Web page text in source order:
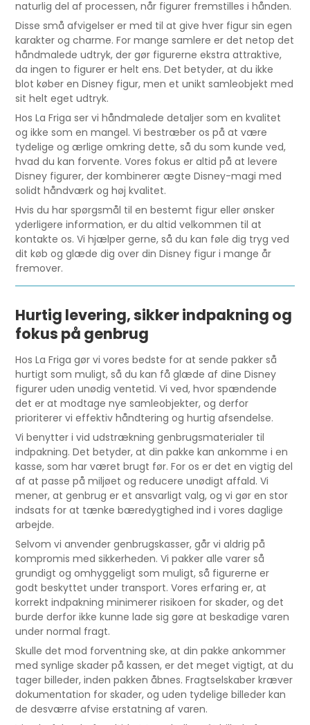
naturlig del af processen, når figurer fremstilles i hånden.
Disse små afvigelser er med til at give hver figur sin egen
karakter og charme. For mange samlere er det netop det
håndmalede udtryk, der gør figurerne ekstra attraktive,
da ingen to figurer er helt ens. Det betyder, at du ikke
blot køber en Disney figur, men et unikt samleobjekt med
sit helt eget udtryk.
Hos La Friga ser vi håndmalede detaljer som en kvalitet
og ikke som en mangel. Vi bestræber os på at være
tydelige og ærlige omkring dette, så du som kunde ved,
hvad du kan forvente. Vores fokus er altid på at levere
Disney figurer, der kombinerer ægte Disney-magi med
solidt håndværk og høj kvalitet.
Hvis du har spørgsmål til en bestemt figur eller ønsker
yderligere information, er du altid velkommen til at
kontakte os. Vi hjælper gerne, så du kan føle dig tryg ved
dit køb og glæde dig over din Disney figur i mange år
fremover.
Hurtig levering, sikker indpakning og
fokus på genbrug
Hos La Friga gør vi vores bedste for at sende pakker så
hurtigt som muligt, så du kan få glæde af dine Disney
figurer uden unødig ventetid. Vi ved, hvor spændende
det er at modtage nye samleobjekter, og derfor
prioriterer vi effektiv håndtering og hurtig afsendelse.
Vi benytter i vid udstrækning genbrugsmaterialer til
indpakning. Det betyder, at din pakke kan ankomme i en
kasse, som har været brugt før. For os er det en vigtig del
af at passe på miljøet og reducere unødigt affald. Vi
mener, at genbrug er et ansvarligt valg, og vi gør en stor
indsats for at tænke bæredygtighed ind i vores daglige
arbejde.
Selvom vi anvender genbrugskasser, går vi aldrig på
kompromis med sikkerheden. Vi pakker alle varer så
grundigt og omhyggeligt som muligt, så figurerne er
godt beskyttet under transport. Vores erfaring er, at
korrekt indpakning minimerer risikoen for skader, og det
burde derfor ikke kunne lade sig gøre at beskadige varen
under normal fragt.
Skulle det mod forventning ske, at din pakke ankommer
med synlige skader på kassen, er det meget vigtigt, at du
tager billeder, inden pakken åbnes. Fragtselskaber kræver
dokumentation for skader, og uden tydelige billeder kan
de desværre afvise erstatning af varen.